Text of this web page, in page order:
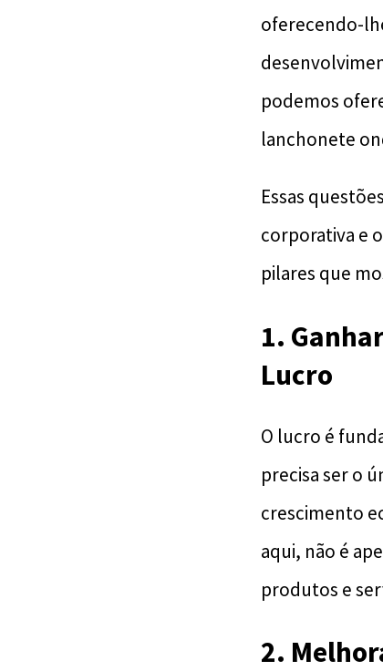
oferecendo-
podemos
lanchonete
Essas
corporativa e
pilares que
1.
Lucro
O lucro é
precisa ser o
crescimento
aqui, não é
produtos e
2.